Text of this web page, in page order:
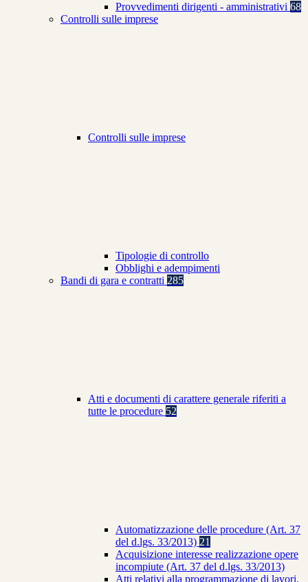
Provvedimenti dirigenti - amministrativi 68
Controlli sulle imprese
Controlli sulle imprese
Tipologie di controllo
Obblighi e adempimenti
Bandi di gara e contratti 285
Atti e documenti di carattere generale riferiti a
tutte le procedure 52
Automatizzazione delle procedure (Art. 37
del d.lgs. 33/2013) 21
Acquisizione interesse realizzazione opere
incompiute (Art. 37 del d.lgs. 33/2013)
Atti relativi alla programmazione di lavori,